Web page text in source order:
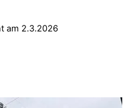
am 2.3.2026